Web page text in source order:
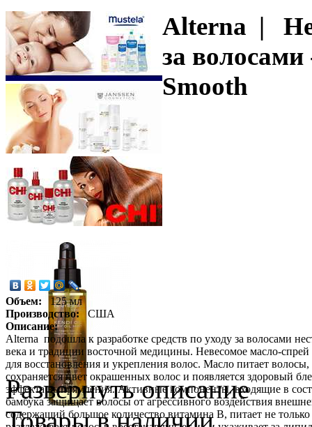
Alterna |
за
Smooth
Объем:
125 мл
Производство:
США
Описание:
Alterna подошла к разработке средств по уходу за волосами
века и традиции восточной медицины. Невесомое масло-
для восстановления и укрепления волос. Масло питает
сохраняется цвет окрашенных волос и появляется здоровый
эффекта выпрямления. Активные компоненты, входящие в
бамбука защищает волосы от агрессивного воздействия
содержащий большое количество витамина В, питает не
Развернуть описание
Товары в наличии